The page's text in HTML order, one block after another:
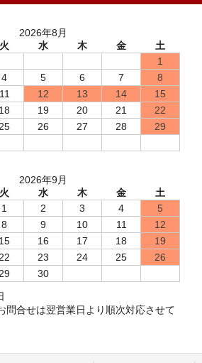
2026年8月
火 水 木 金
土
1
4 5 6 7
8
11 12 13 14
15
18 19 20 21
22
25 26 27 28
29
2026年9月
火 水 木 金
土
1
2 3 4
5
8 9 10 11
12
15 16 17 18
19
22 23 24 25
26
29 30
問合せは翌営業日より順次対応させて